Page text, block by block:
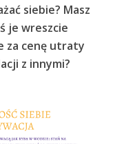
siebie? Masz
je wreszcie
za cenę utraty
z innymi?